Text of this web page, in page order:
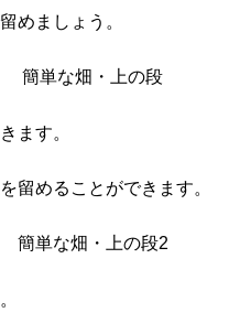
めましょう。
ます。
留めることができます。